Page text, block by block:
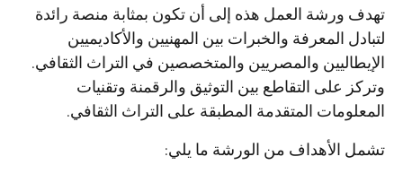
تهدف ورشة العمل هذه إلى أن تكون بمثابة منصة رائدة
لتبادل المعرفة والخبرات بين المهنيين والأكاديميين
الإيطاليين والمصريين والمتخصصين في التراث الثقافي.
وتركز على التقاطع بين التوثيق والرقمنة وتقنيات
المعلومات المتقدمة المطبقة على التراث الثقافي.
تشمل الأهداف من الورشة ما يلي: